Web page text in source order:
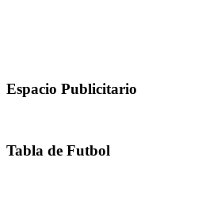
Espacio Publicitario
Tabla de Futbol